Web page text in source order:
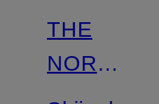
THE
NORTH
FACE